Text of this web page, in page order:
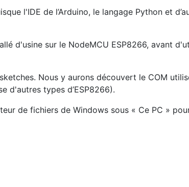
l'IDE de l’Arduino, le langage Python et
d'usine sur le NodeMCU ESP8266, avant
Nous y aurons découvert le COM
d'autres types d’ESP8266).
de fichiers de Windows sous « Ce PC »